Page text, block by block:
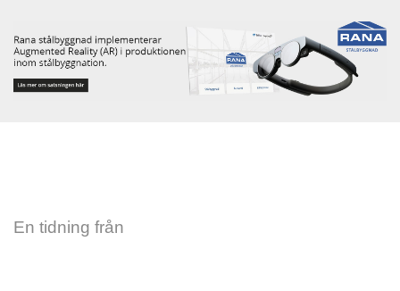
En tidning från